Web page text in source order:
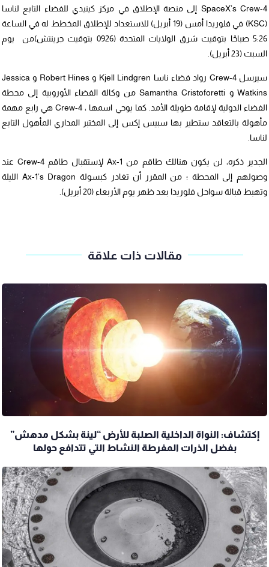
SpaceX’s Crew-4 إلى منصة الإطلاق في مركز كينيدي للفضاء التابع لناسا
(KSC) في فلوريدا أمس (19 أبريل) للاستعداد للإطلاق المخطط له في الساعة
5:26 صباحًا بتوقيت شرق الولايات المتحدة (0926 بتوقيت جرينتش)من يوم
السبت (23 أبريل).
سيرسل Crew-4 رواد فضاء ناسا Kjell Lindgren و Robert Hines و Jessica
Watkins و Samantha Cristoforetti من وكالة الفضاء الأوروبية إلى محطة
الفضاء الدولية لإقامة طويلة الأمد. كما يوحي اسمها ، Crew-4 هي رابع مهمة
مأهولة بالتعاقد ستطير بها سبيس إكس إلى المختبر المداري المأهول التابع
لناسا.
الجدير ذكره، لن يكون هنالك طاقم من Ax-1 لإستقبال طاقم Crew-4 عند
وصولهم إلى المحطة ؛ من المقرر أن تغادر كبسولة Ax-1’s Dragon الليلة
وتهبط قبالة سواحل فلوريدا بعد ظهر يوم الأربعاء (20 أبريل).
مقالات ذات علاقة
إكتشاف: النواة الداخلية الصلبة للأرض “لينة بشكل مدهش”
بفضل الذرات المفرطة النشاط التي تتدافع حولها